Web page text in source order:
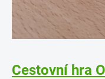
Cestovní hra